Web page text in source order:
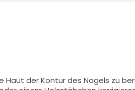
der Kontur des Nagels zu